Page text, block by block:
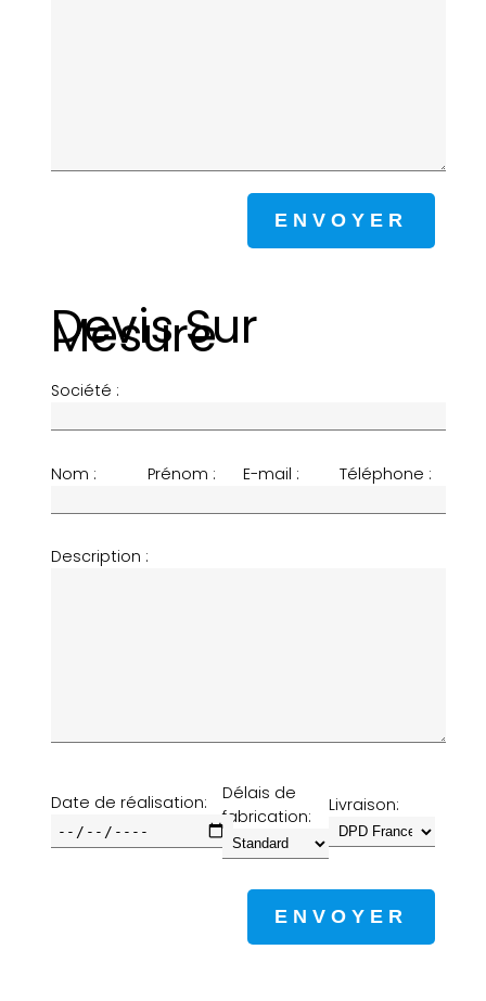
Devis Sur
Mesure
Société :
Nom : Prénom : E-mail : Téléphone :
Description :
Date de réalisation:
Délais de
fabrication:
Livraison: